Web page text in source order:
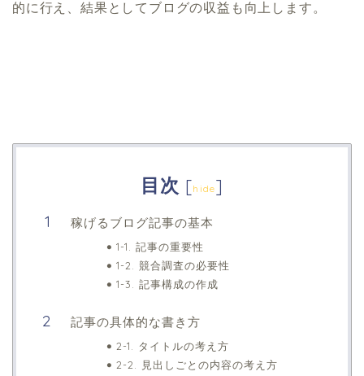
的に行え、結果としてブログの収益も向上します。
目次 [hide]
稼げるブログ記事の基本
1-1. 記事の重要性
1-2. 競合調査の必要性
1-3. 記事構成の作成
記事の具体的な書き方
2-1. タイトルの考え方
2-2. 見出しごとの内容の考え方